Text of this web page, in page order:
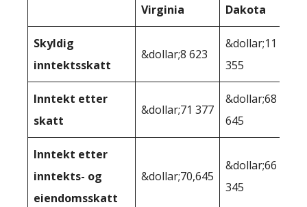
Virginia
Dakota
Skyldig
inntektsskatt
&dollar;8 623
&dollar;11
355
Inntekt etter
skatt
&dollar;71 377
&dollar;68
645
Inntekt etter
inntekts- og
eiendomsskatt
&dollar;70,645
&dollar;66
345